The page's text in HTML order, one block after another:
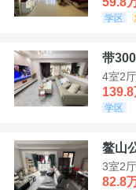
学区
带
4室2
学区
鳌山
3室2
82.8